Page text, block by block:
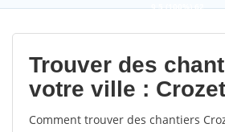
9,5(100%)62
votes
Trouver des
votre ville :
Comment trouver des chantiers